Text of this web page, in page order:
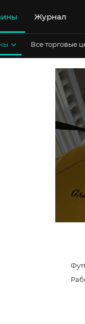
Журнал
Все торговые